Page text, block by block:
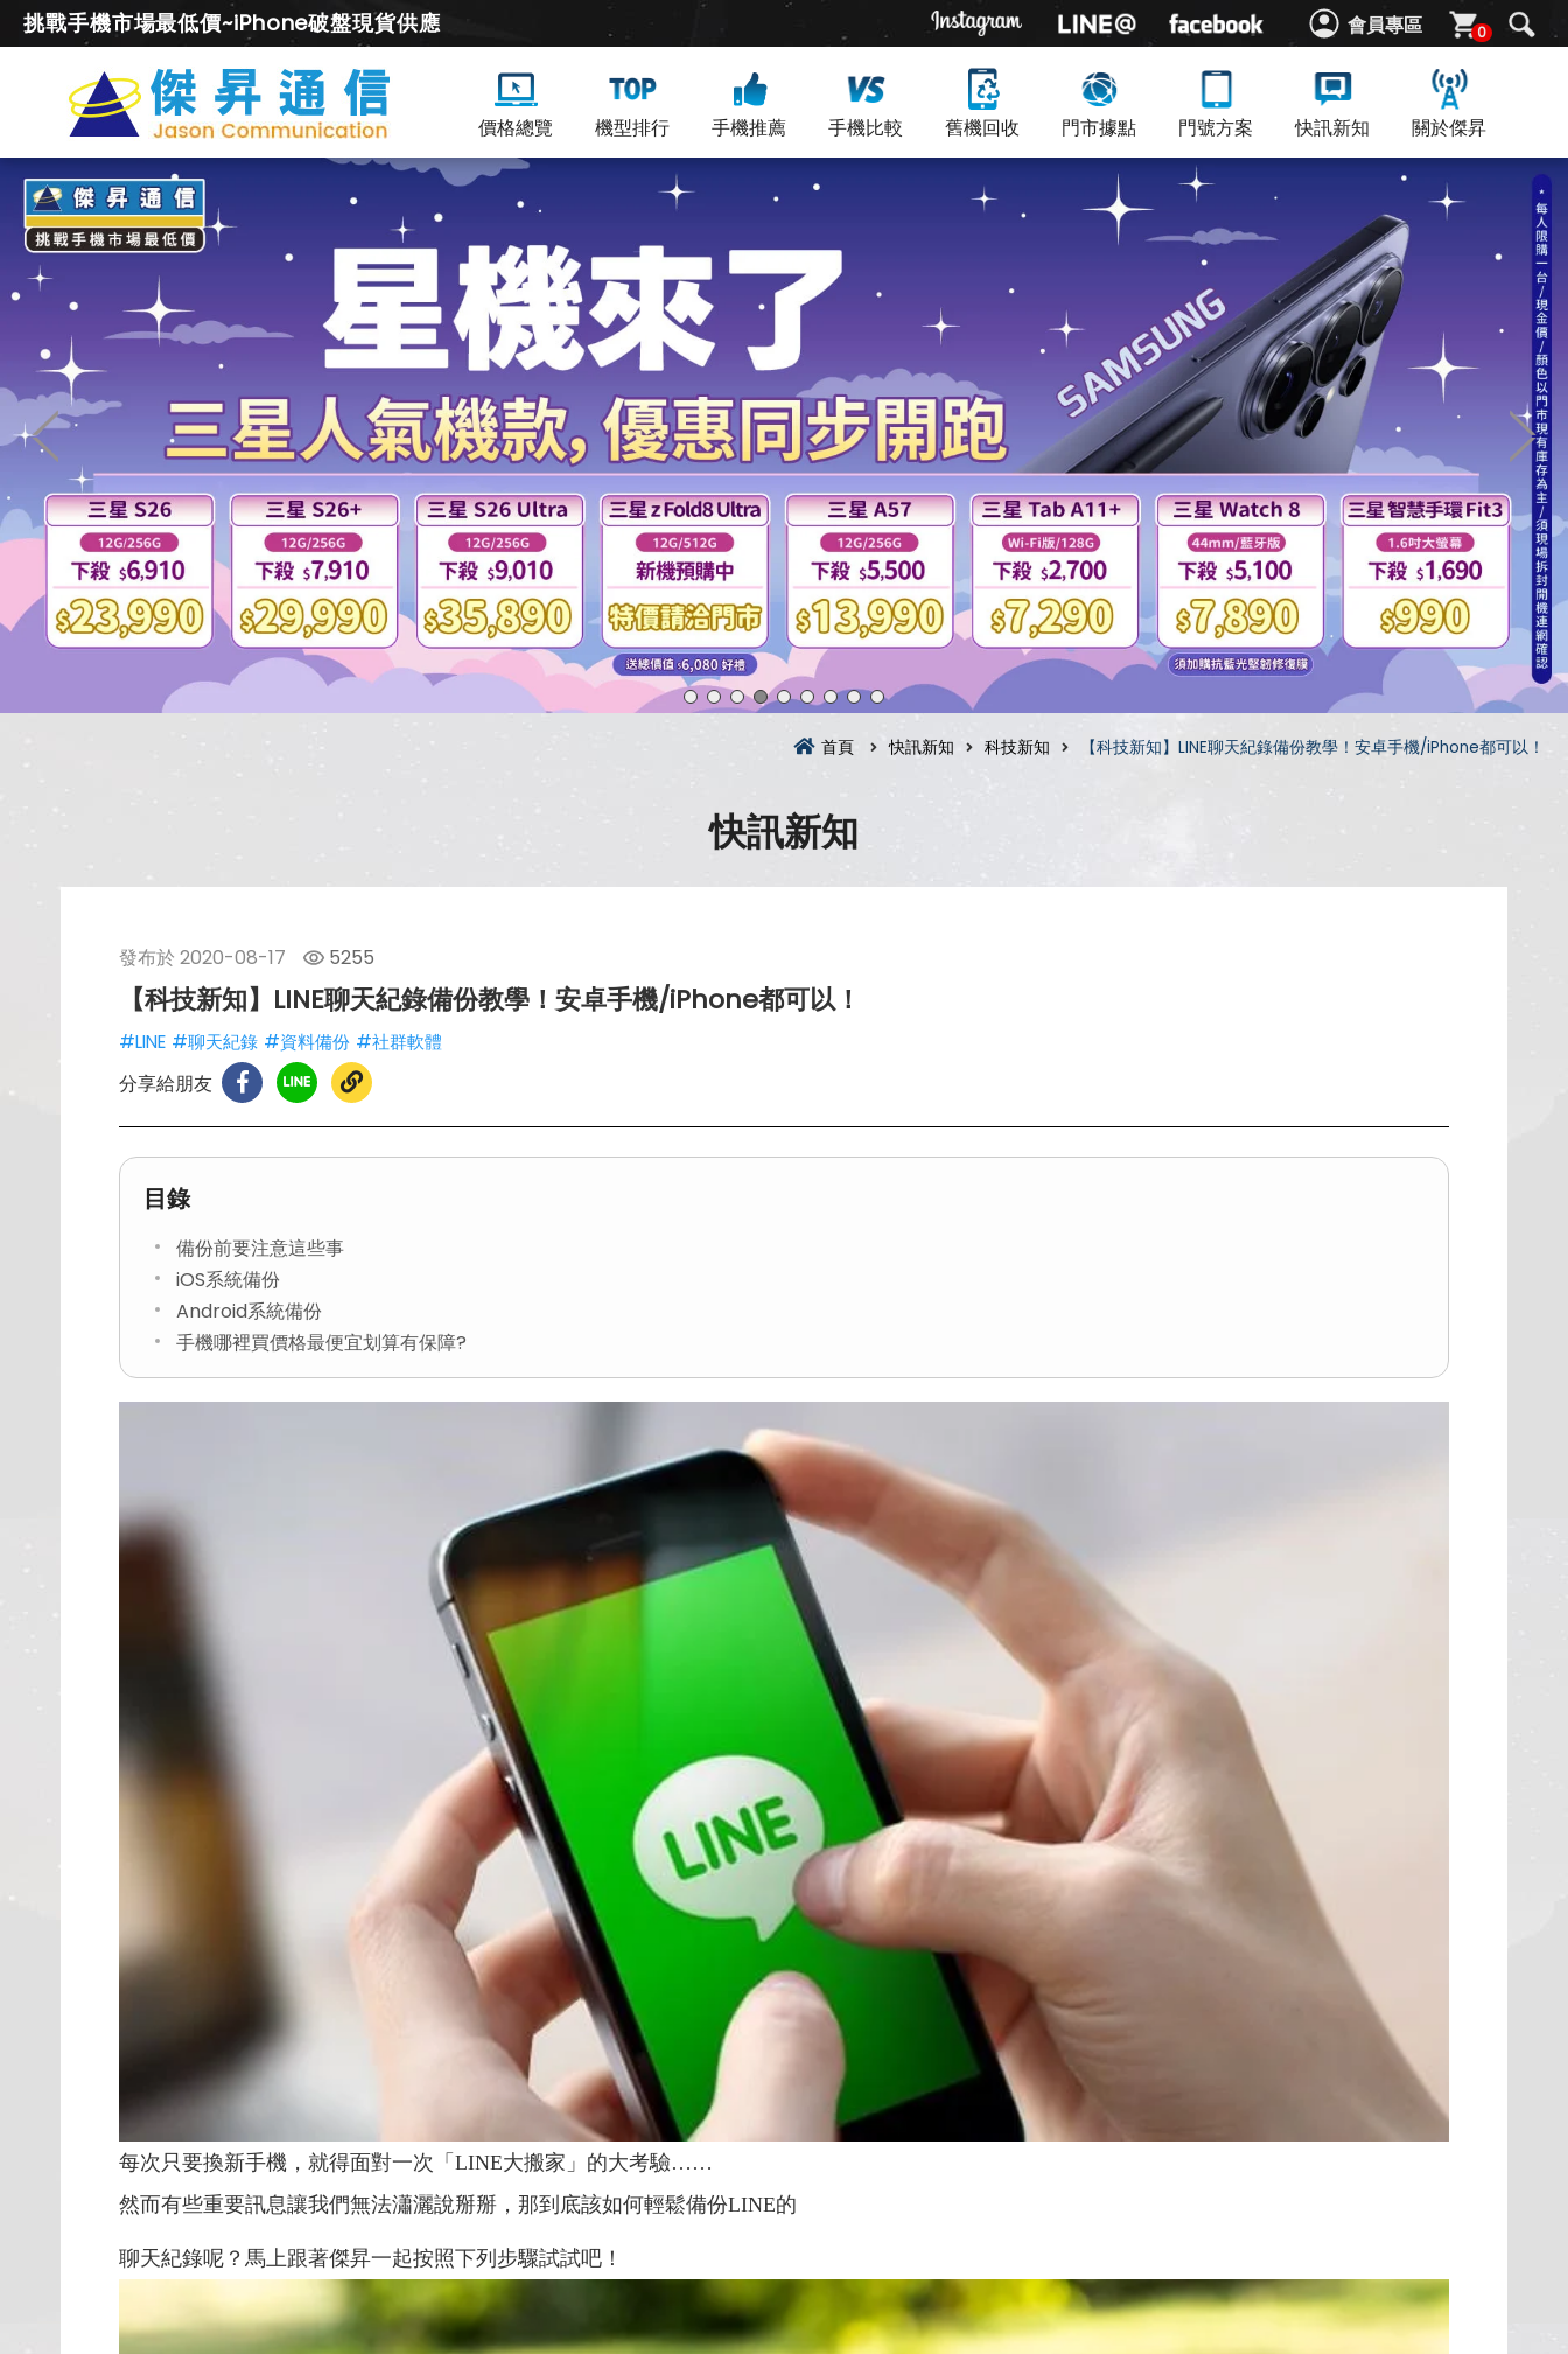
會員專區 0
挑戰手機市場最低價~iPhone破盤現貨供應
價格總覽 機型排行 手機推薦 手機比較 舊機回收 門市據點 門號方案 快訊新知 關於傑昇
首頁 快訊新知 科技新知 【科技新知】LINE聊天紀錄備份教學！安卓手機/iPhone都可以！
快訊新知
發布於 2020-08-17 5255
【科技新知】LINE聊天紀錄備份教學！安卓手機/iPhone都可以！
#LINE #聊天紀錄 #資料備份 #社群軟體
分享給朋友
目錄
備份前要注意這些事
iOS系統備份
Android系統備份
手機哪裡買價格最便宜划算有保障?
每次只要換新手機，就得面對一次「LINE大搬家」的大考驗……
然而有些重要訊息讓我們無法瀟灑說掰掰，那到底該如何輕鬆備份LINE的
聊天紀錄呢？馬上跟著傑昇一起按照下列步驟試試吧！